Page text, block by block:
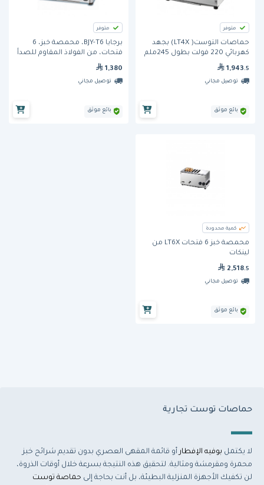
متوفر
حماصات التوست( LT4X) بجهد
كهربائي 220 فولت بطول 245ملم
من لينكات
1,943 .5
توصيل مجاني
بائع موثق
متوفر
برجايا BJY-T6، محمصة خبز، 6
فتحات، من الفولاذ المقاوم للصدأ
1,380
توصيل مجاني
بائع موثق
كمية محدودة
محمصة خبز 6 فتحات LT6X من
لينكات
2,518.5
توصيل مجاني
بائع موثق
حماصات توست تجارية
لا يكتمل بوفيه الإفطار أو قائمة المقهى العصري بدون تقديم شرائح خبز
محمرة ومقرمشة ومثالية. لتحقيق هذه النتيجة بسرعة خلال أوقات الذروة،
لن تكفيك الأجهزة المنزلية البطيئة، بل أنت بحاجة إلى حماصة توست